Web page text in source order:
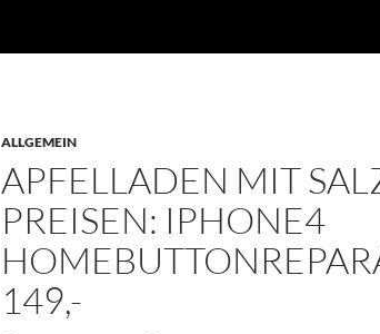
ALLGEMEIN
APFELLADEN MIT
PREISEN: IPHONE4
149,-